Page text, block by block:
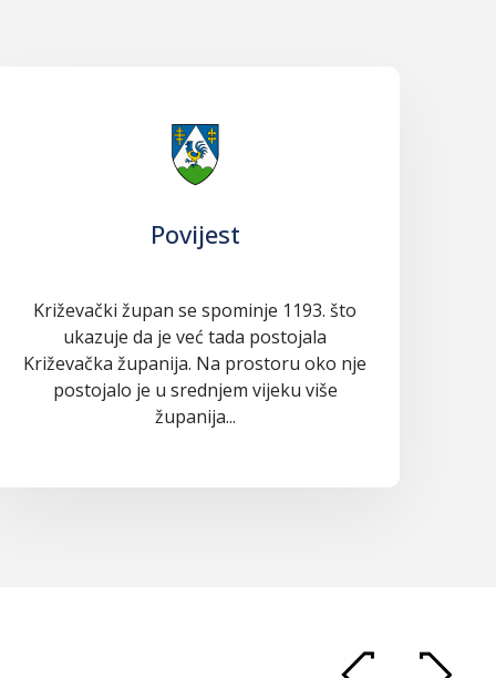
Povijest
Križevački župan se spominje 1193. što
ukazuje da je već tada postojala
Križevačka županija. Na prostoru oko nje
postojalo je u srednjem vijeku više
županija...